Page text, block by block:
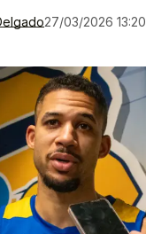
27/03/2026 13:20